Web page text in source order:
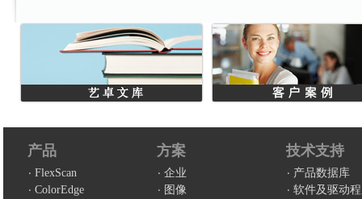
产品
FlexScan
ColorEdge
方案
企业
图像
技术支持
产品数据库
软件及驱动